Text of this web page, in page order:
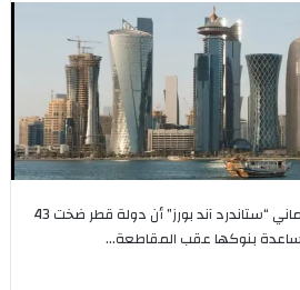
كشفت وكالة التصنيف الائتماني “ستاندرد آند بورز” أن دولة قطر ضخت 43
بنوكها عقب المقاطعة…